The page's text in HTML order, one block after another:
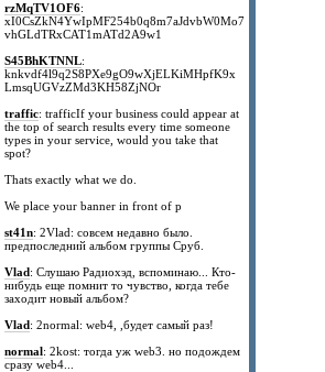
rzMqTV1OF6:
xI0CsZkN4YwIpMF254b0q8m7aJdvbW0Mo7
vhGLdTRxCAT1mATd2A9w1
S45BhKTNNL:
knkvdf4l9q2S8PXe9gO9wXjELKiMHpfK9x
LmsqUGVzZMd3KH58ZjNOr
traffic: trafficIf your business could appear at
the top of search results every time someone
types in your service, would you take that
spot?
Thats exactly what we do.
We place your banner in front of p
st41n: 2Vlad: совсем недавно было.
предпоследний альбом группы Сруб.
Vlad: Слушаю Радиохэд, вспоминаю... Кто-
нибудь еще помнит то чувство, когда тебе
заходит новый альбом?
Vlad: 2normal: web4, ,будет самый раз!
normal: 2kost: тогда уж web3. но подождем
сразу web4...